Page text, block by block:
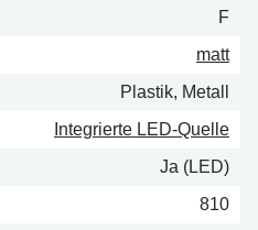
F
matt
Plastik, Metall
Integrierte LED-Quelle
Ja (LED)
810